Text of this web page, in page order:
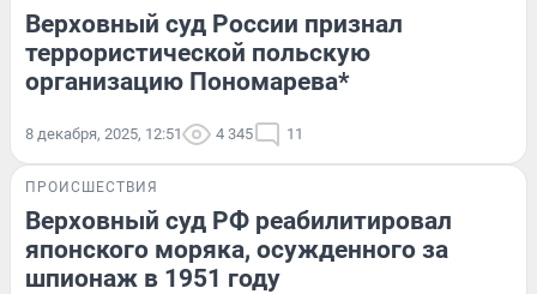
Верховный суд России признал
террористической польскую
организацию Пономарева*
8 декабря, 2025, 12:51 4 345 11
ПРОИСШЕСТВИЯ
Верховный суд РФ реабилитировал
японского моряка, осужденного за
шпионаж в 1951 году